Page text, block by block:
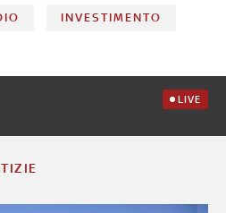
INVESTIMENTO
LIVE